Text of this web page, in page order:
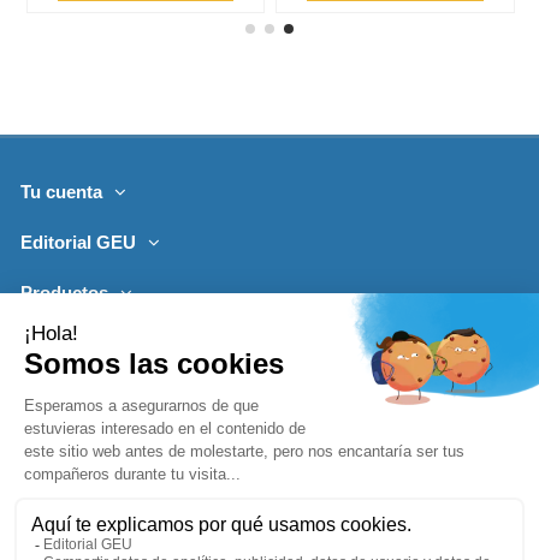
Tu cuenta
Editorial GEU
Productos
Lo más leído
Síguenos